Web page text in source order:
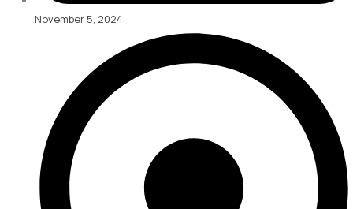
November 5, 2024